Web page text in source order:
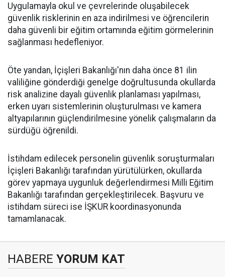
Uygulamayla okul ve çevrelerinde oluşabilecek
güvenlik risklerinin en aza indirilmesi ve öğrencilerin
daha güvenli bir eğitim ortamında eğitim görmelerinin
sağlanması hedefleniyor.
Öte yandan, İçişleri Bakanlığı'nın daha önce 81 ilin
valiliğine gönderdiği genelge doğrultusunda okullarda
risk analizine dayalı güvenlik planlaması yapılması,
erken uyarı sistemlerinin oluşturulması ve kamera
altyapılarının güçlendirilmesine yönelik çalışmaların da
sürdüğü öğrenildi.
İstihdam edilecek personelin güvenlik soruşturmaları
İçişleri Bakanlığı tarafından yürütülürken, okullarda
görev yapmaya uygunluk değerlendirmesi Milli Eğitim
Bakanlığı tarafından gerçekleştirilecek. Başvuru ve
istihdam süreci ise İŞKUR koordinasyonunda
tamamlanacak.
HABERE YORUM KAT